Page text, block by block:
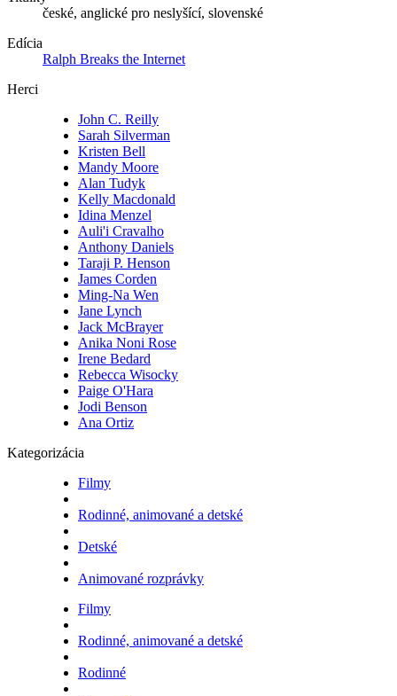
české, anglické pro neslyšící, slovenské
Edícia
Ralph Breaks the Internet
Herci
John C. Reilly
Sarah Silverman
Kristen Bell
Mandy Moore
Alan Tudyk
Kelly Macdonald
Idina Menzel
Auli'i Cravalho
Anthony Daniels
Taraji P. Henson
James Corden
Ming-Na Wen
Jane Lynch
Jack McBrayer
Anika Noni Rose
Irene Bedard
Rebecca Wisocky
Paige O'Hara
Jodi Benson
Ana Ortiz
Kategorizácia
Filmy
Rodinné, animované a detské
Detské
Animované rozprávky
Filmy
Rodinné, animované a detské
Rodinné